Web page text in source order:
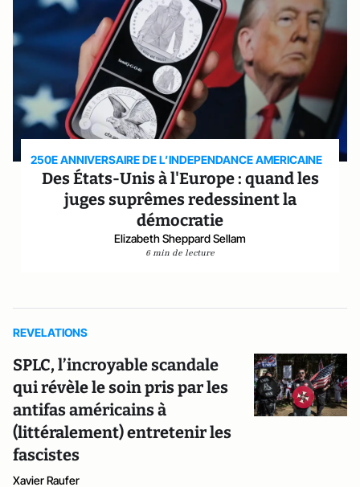
250E ANNIVERSAIRE DE L’INDEPENDANCE AMERICAINE
Des États-Unis à l'Europe : quand les
juges suprêmes redessinent la
démocratie
Elizabeth Sheppard Sellam
6 min de lecture
REVELATIONS
SPLC, l’incroyable scandale
qui révèle le soin pris par les
antifas américains à
(littéralement) entretenir les
fascistes
Xavier Raufer